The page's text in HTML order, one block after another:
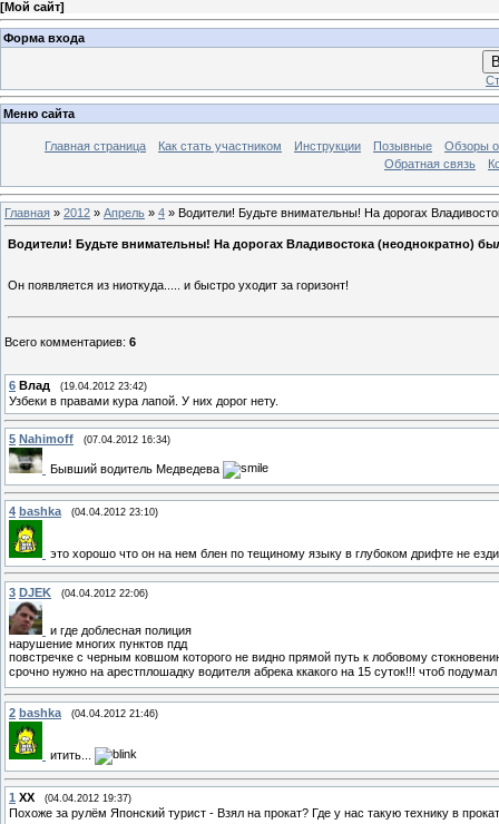
[Мой сайт]
Форма входа
Меню сайта
Главная страница Как стать участником Инструкции Позывные
Обзоры
Обратная связь
Главная » 2012 » Апрель » 4 » Водители! Будьте внимательны! На дорогах
Водители! Будьте внимательны! На дорогах Владивостока (неоднократно)
Он появляется из ниоткуда..... и быстро уходит за горизонт!
Всего комментариев: 6
6 Влад (19.04.2012 23:42)
Узбеки в правами кура лапой. У них дорог нету.
5 Nahimoff (07.04.2012 16:34)
Бывший водитель Медведева
4 bashka (04.04.2012 23:10)
это хорошо что он на нем блен по тещиному языку в глубоком дрифте не
3 DJEK (04.04.2012 22:06)
и где доблесная полиция
нарушение многих пунктов пдд
повстречке с черным ковшом которого не видно прямой путь к лобовому
срочно нужно на арестплошадку водителя абрека ккакого на 15 суток!!! чтоб
2 bashka (04.04.2012 21:46)
итить...
1 XX (04.04.2012 19:37)
Похоже за рулём Японский турист - Взял на прокат? Где у нас такую технику в